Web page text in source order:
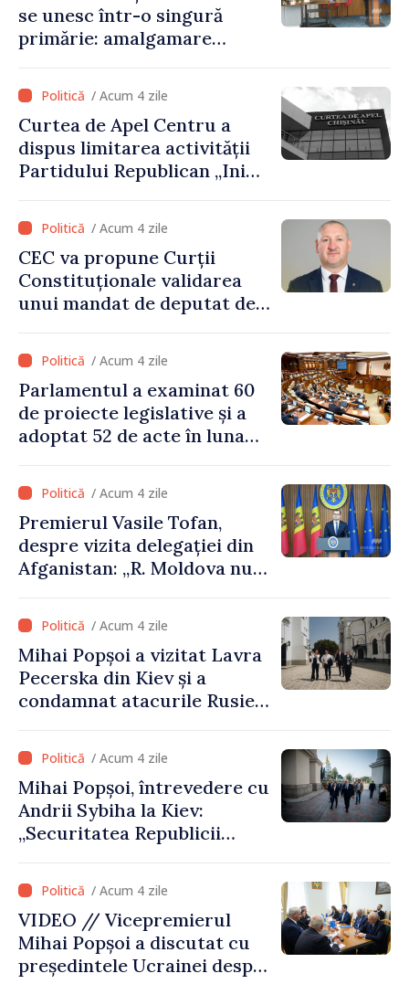
se unesc într-o singură
primărie: amalgamare
stimulente de peste 28 de
milioane de lei oferite de
Guvern
/ Acum 4 zile
Curtea de Apel Centru a
dispus limitarea activității
Partidului Republican „Inima
/ Acum 4 zile
CEC va propune Curții
Constituționale validarea
unui mandat de deputat de
/ Acum 4 zile
Parlamentul a examinat 60
de proiecte legislative și a
adoptat 52 de acte în luna
/ Acum 4 zile
Premierul Vasile Tofan,
despre vizita delegației din
Afganistan: „R. Moldova nu
talibană. Aprobarea acestei
vizite a fost o eroare de
evaluare și de coordonare
instituțională”
/ Acum 4 zile
Mihai Popșoi a vizitat Lavra
Pecerska din Kiev și a
condamnat atacurile Rusiei
cultural al Ucrainei
/ Acum 4 zile
Mihai Popșoi, întrevedere cu
Andrii Sybiha la Kiev:
„Securitatea Republicii
de securitatea Ucrainei”
/ Acum 4 zile
VIDEO // Vicepremierul
Mihai Popșoi a discutat cu
președintele Ucrainei despre